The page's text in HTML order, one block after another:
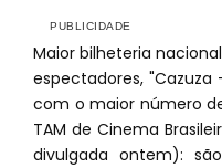
Maior bilheteria
espectadores,
com o maior número
TAM de Cinema
divulgada ontem):